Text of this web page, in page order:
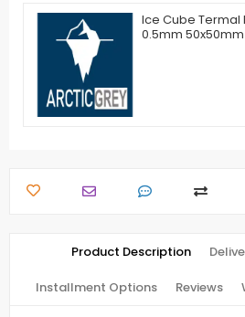
Ice Cube Termal
0.5mm 50x50mm
Product Description
Installment Options Reviews